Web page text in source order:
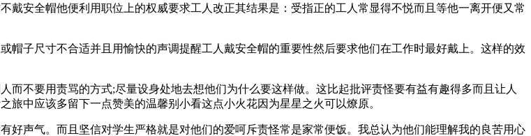
安全帽他便利用职位上的权威要求工人改正其结果是：受指正的工人常显得不悦而且等他一离开便又常
帽子尺寸不合适并且用愉快的声调提醒工人戴安全帽的重要性然后要求他们在工作时最好戴上。这样的效
不要用责骂的方式;尽量设身处地去想他们为什么要这样做。这比起批评责怪要有益有趣得多而且让人
中应该多留下一点赞美的温馨别小看这点小火花因为星星之火可以燎原。
好声气。而且坚信对学生严格就是对他们的爱呵斥责怪常是家常便饭。我总认为他们能理解我的良苦用心